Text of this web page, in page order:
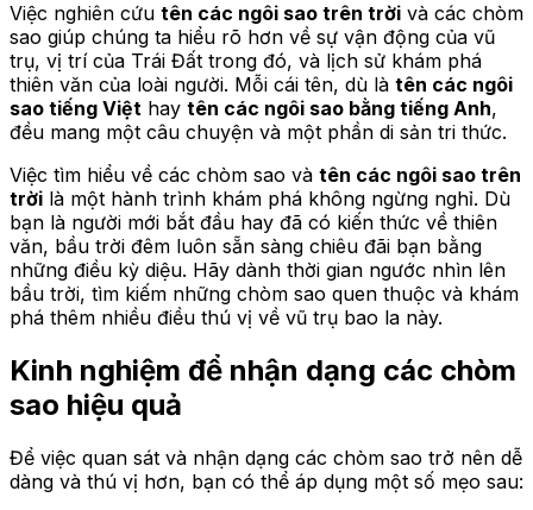
Việc nghiên cứu tên các ngôi sao trên trời và các chòm
sao giúp chúng ta hiểu rõ hơn về sự vận động của vũ
trụ, vị trí của Trái Đất trong đó, và lịch sử khám phá
thiên văn của loài người. Mỗi cái tên, dù là tên các ngôi
sao tiếng Việt hay tên các ngôi sao bằng tiếng Anh,
đều mang một câu chuyện và một phần di sản tri thức.
Việc tìm hiểu về các chòm sao và tên các ngôi sao trên
trời là một hành trình khám phá không ngừng nghỉ. Dù
bạn là người mới bắt đầu hay đã có kiến thức về thiên
văn, bầu trời đêm luôn sẵn sàng chiêu đãi bạn bằng
những điều kỳ diệu. Hãy dành thời gian ngước nhìn lên
bầu trời, tìm kiếm những chòm sao quen thuộc và khám
phá thêm nhiều điều thú vị về vũ trụ bao la này.
Kinh nghiệm để nhận dạng các chòm
sao hiệu quả
Để việc quan sát và nhận dạng các chòm sao trở nên dễ
dàng và thú vị hơn, bạn có thể áp dụng một số mẹo sau: